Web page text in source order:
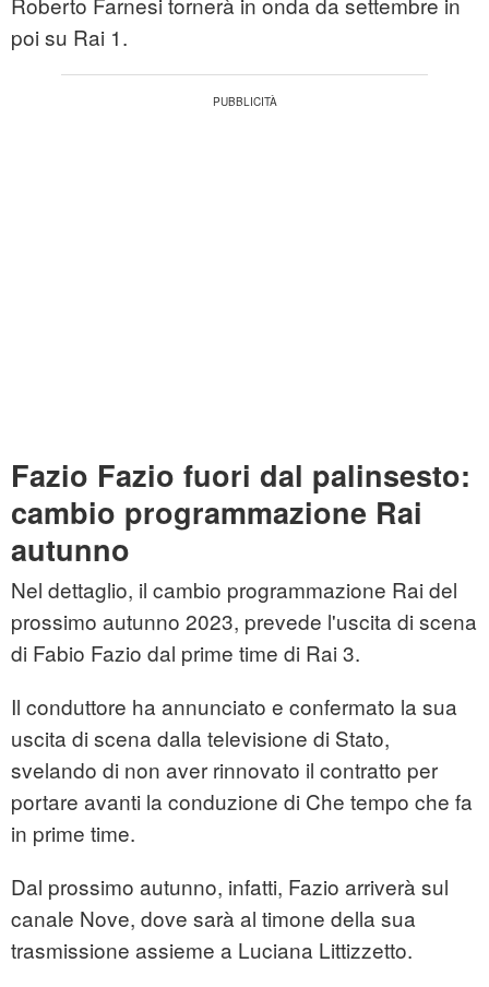
poi su Rai 1.
Fazio Fazio fuori dal palinsesto:
cambio programmazione Rai
autunno
Nel dettaglio, il cambio programmazione Rai del
prossimo autunno 2023, prevede l'uscita di scena
di Fabio Fazio dal prime time di Rai 3.
Il conduttore ha annunciato e confermato la sua
uscita di scena dalla televisione di Stato,
svelando di non aver rinnovato il contratto per
portare avanti la conduzione di Che tempo che fa
in prime time.
Dal prossimo autunno, infatti, Fazio arriverà sul
canale Nove, dove sarà al timone della sua
trasmissione assieme a Luciana Littizzetto.